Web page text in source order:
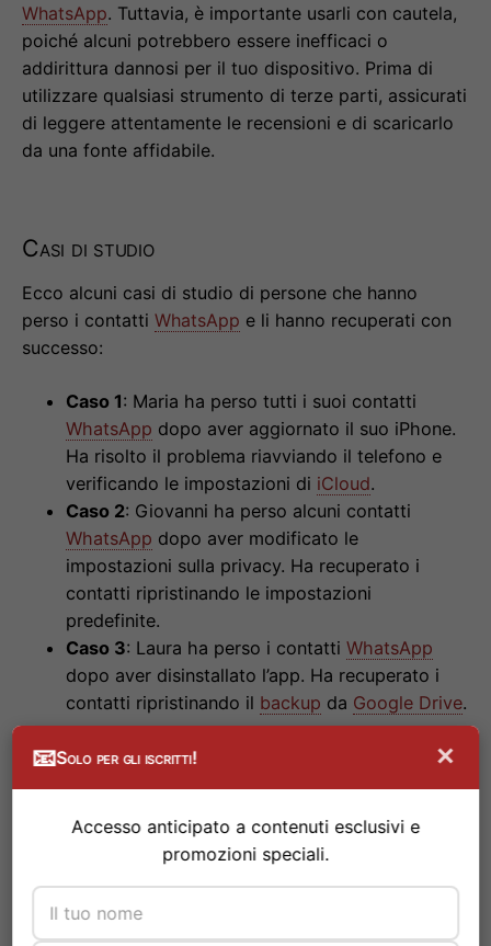
WhatsApp. Tuttavia, è importante usarli con cautela,
poiché alcuni potrebbero essere inefficaci o
addirittura dannosi per il tuo dispositivo. Prima di
utilizzare qualsiasi strumento di terze parti, assicurati
di leggere attentamente le recensioni e di scaricarlo
da una fonte affidabile.
Casi di studio
Ecco alcuni casi di studio di persone che hanno
perso i contatti WhatsApp e li hanno recuperati con
successo:
Caso 1: Maria ha perso tutti i suoi contatti
WhatsApp dopo aver aggiornato il suo iPhone.
Ha risolto il problema riavviando il telefono e
verificando le impostazioni di iCloud.
Caso 2: Giovanni ha perso alcuni contatti
WhatsApp dopo aver modificato le
impostazioni sulla privacy. Ha recuperato i
contatti ripristinando le impostazioni
predefinite.
Caso 3: Laura ha perso i contatti WhatsApp
dopo aver disinstallato l’app. Ha recuperato i
contatti ripristinando il backup da Google Drive.
Un’offerta da standing ovation!
L’intrattenimento di Sky con lo sport e con la
📧Solo per gli iscritti! ×
Accesso anticipato a contenuti esclusivi e
promozioni speciali.